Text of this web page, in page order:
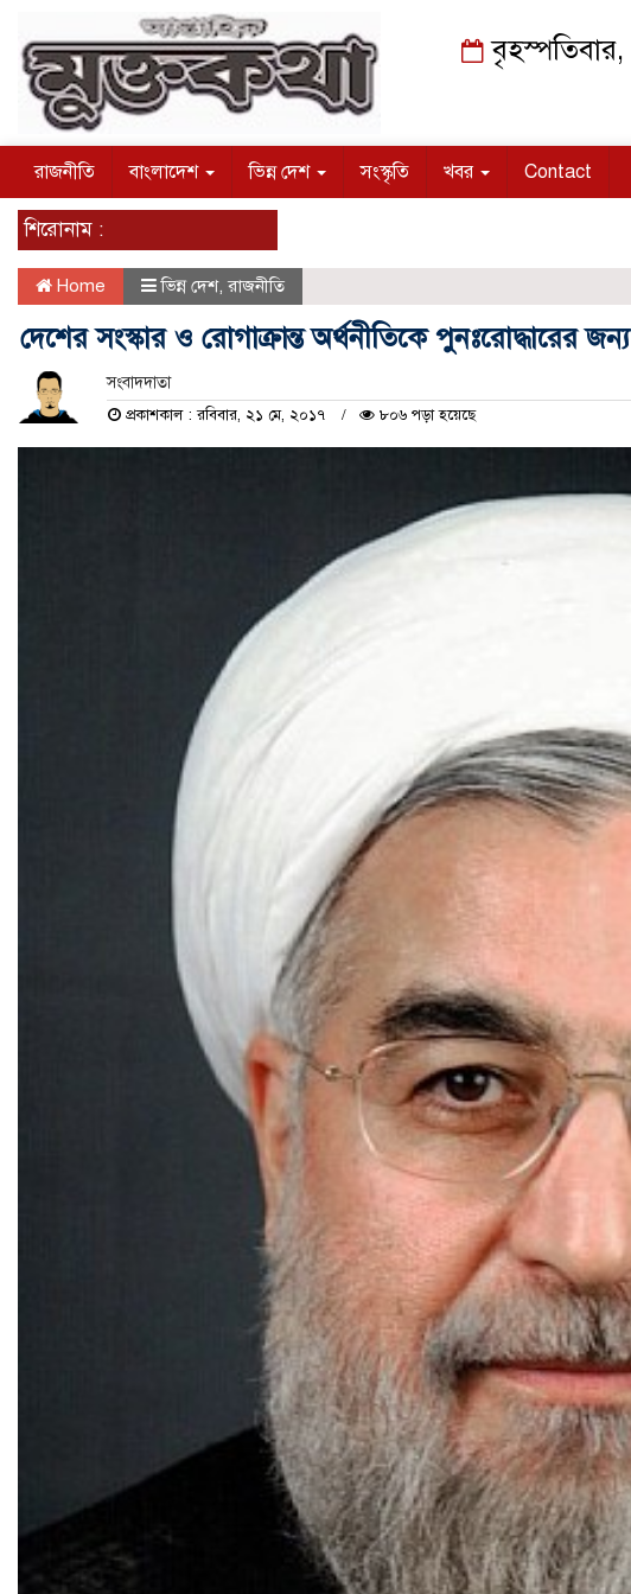
রাজনীতি বাংলাদেশ ভিন্ন দেশ সংস্কৃতি খবর Contact
শিরোনাম :
Home ভিন্ন দেশ, রাজনীতি
দেশের সংস্কার ও রোগাক্রান্ত অর্থনীতিকে পুনঃরোদ্ধারের
সংবাদদাতা
প্রকাশকাল : রবিবার, ২১ মে, ২০১৭ ৮০৬ পড়া হয়েছে